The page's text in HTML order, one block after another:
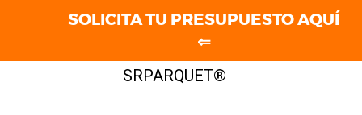
SRPARQUET®
SOLICITA TU PRESUPUESTO AQUÍ
⇐